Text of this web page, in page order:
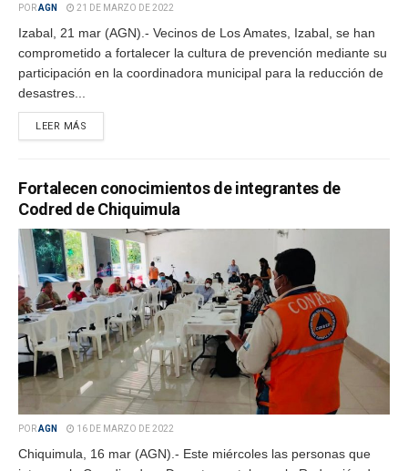
PORAGN 21 DE MARZO DE 2022
Izabal, 21 mar (AGN).- Vecinos de Los Amates, Izabal, se han
comprometido a fortalecer la cultura de prevención mediante su
participación en la coordinadora municipal para la reducción de
desastres...
LEER MÁS
Fortalecen conocimientos de integrantes de
Codred de Chiquimula
PORAGN 16 DE MARZO DE 2022
Chiquimula, 16 mar (AGN).- Este miércoles las personas que